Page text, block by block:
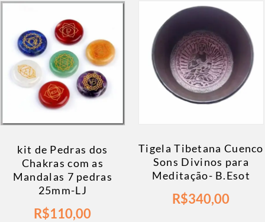
kit de Pedras dos
Chakras com as
Mandalas 7 pedras
25mm-LJ
R$110,00
Tigela Tibetana Cuenco
Sons Divinos para
Meditação- B.Esot
R$340,00